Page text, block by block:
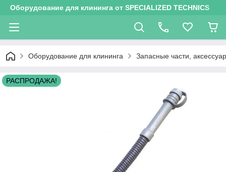
Оборудование для клининга от SPECIALIZED TECHNICS
Оборудование для клининга Запасные части,
РАСПРОДАЖА!